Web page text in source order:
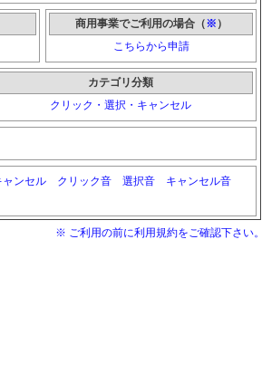
商用事業でご利用の場合（※ ）
こちらから申請
カテゴリ分類
クリック・選択・キャンセル
ャンセル クリック音 選択音 キャンセル音
※ ご利用の前に利用規約をご確認下さい。